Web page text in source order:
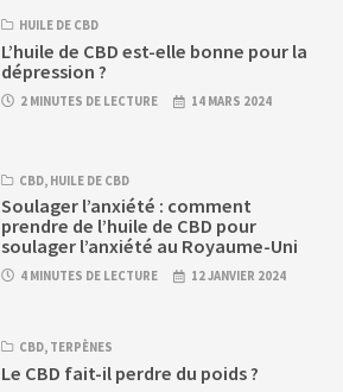
HUILE DE CBD
L’huile de CBD est-elle bonne pour la
dépression ?
2 MINUTES DE LECTURE 14 MARS 2024
CBD, HUILE DE CBD
Soulager l’anxiété : comment
prendre de l’huile de CBD pour
soulager l’anxiété au Royaume-Uni
4 MINUTES DE LECTURE 12 JANVIER 2024
CBD, TERPÈNES
Le CBD fait-il perdre du poids ?